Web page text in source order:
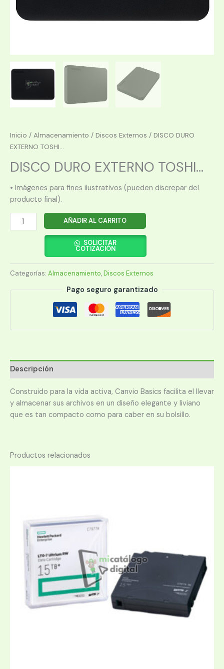
Inicio / Almacenamiento / Discos Externos / DISCO DURO
EXTERNO TOSHI...
DISCO DURO EXTERNO TOSHI...
• Imágenes para fines ilustrativos (pueden discrepar del
producto final).
DISCO
DURO
2
TB
cantidad
AÑADIR AL CARRITO
SOLICITAR
COTIZACIÓN
Categorías: Almacenamiento,Discos Externos
Pago seguro garantizado
Descripción
Construido para la vida activa, Canvio Basics facilita el llevar
y almacenar sus archivos en un diseño elegante y liviano
que es tan compacto como para caber en su bolsillo.
Productos relacionados